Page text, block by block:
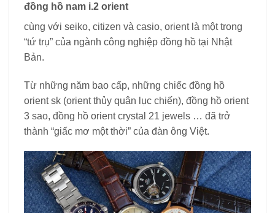
đồng hồ nam i.2 orient
cùng với seiko, citizen và casio, orient là một trong
“tứ trụ” của ngành công nghiệp đồng hồ tại Nhật
Bản.
Từ những năm bao cấp, những chiếc đồng hồ
orient sk (orient thủy quân lục chiến), đồng hồ orient
3 sao, đồng hồ orient crystal 21 jewels … đã trở
thành “giấc mơ một thời” của đàn ông Việt.